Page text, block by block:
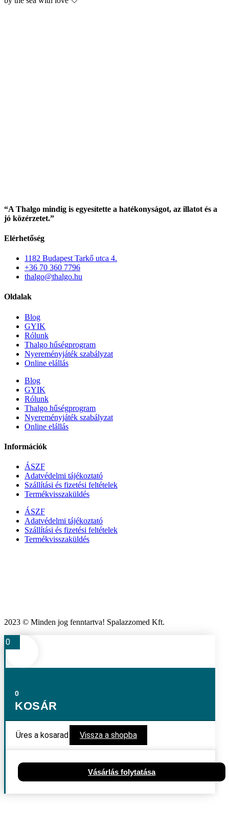
“A Thalgo mindig is egyesítette a hatékonyságot, az illatot és a
jó közérzetet.”
Elérhetőség
1182 Budapest Tarkő utca 4.
+36 70 360 7796
thalgo@thalgo.hu
Oldalak
Blog
GYIK
Rólunk
Thalgo hűségprogram
Nyereményjáték szabályzat
Online elállás
Blog
GYIK
Rólunk
Thalgo hűségprogram
Nyereményjáték szabályzat
Online elállás
Információk
ÁSZF
Adatvédelmi tájékoztató
Szállítási és fizetési feltételek
Termékvisszaküldés
ÁSZF
Adatvédelmi tájékoztató
Szállítási és fizetési feltételek
Termékvisszaküldés
2023 © Minden jog fenntartva! Spalazzomed Kft.
0
0
KOSÁR
Üres a kosarad Vissza a shopba
Vásárlás folytatása